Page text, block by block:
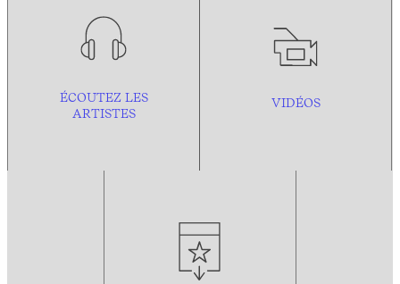
ÉCOUTEZ LES
ARTISTES
VIDÉOS